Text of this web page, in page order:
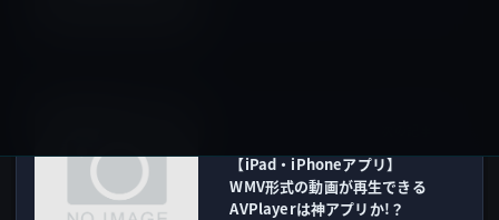
【iPad・iPhoneアプリ】
WMV形式の動画が再生できる
AVPlayerは神アプリか!？